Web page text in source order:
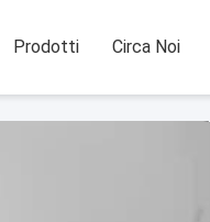
Prodotti Circa Noi